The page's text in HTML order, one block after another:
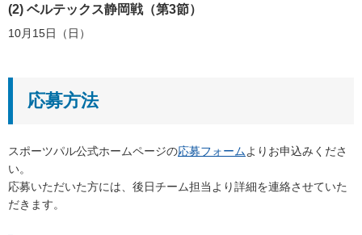
(2) ベルテックス静岡戦（第3節）
10月15日（日）
応募方法
スポーツパル公式ホームページの応募フォームよりお申込みくださ
い。
応募いただいた方には、後日チーム担当より詳細を連絡させていた
だきます。